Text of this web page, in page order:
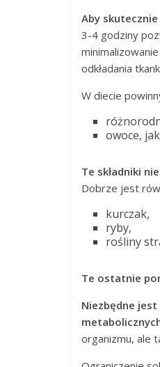
Aby
3-4 godziny
odkładania
W diecie
owoce,
Te składniki
Dobrze jest
kurczak,
ryby,
rośliny
Te ostatnie
Niezbędne
organizmu, ale